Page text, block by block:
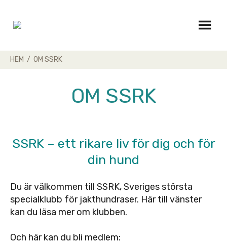
content
HEM / OM SSRK
OM SSRK
SSRK – ett rikare liv för dig och för
din hund
Du är välkommen till SSRK, Sveriges största
specialklubb för jakthundraser. Här till vänster
kan du läsa mer om klubben.
Och här kan du bli medlem: